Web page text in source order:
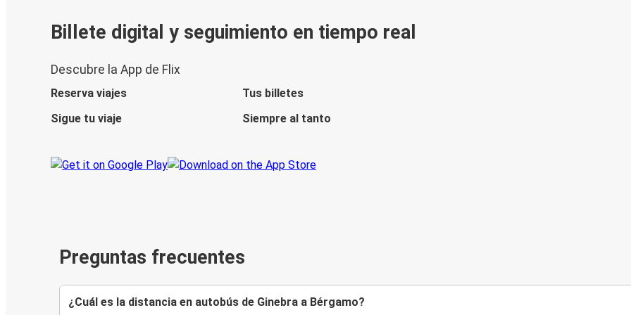
Billete digital y seguimiento en tiempo real
Descubre la App de Flix
Reserva viajes
Tus billetes
Sigue tu viaje
Siempre al tanto
Preguntas frecuentes
¿Cuál es la distancia en autobús de Ginebra a Bérgamo?